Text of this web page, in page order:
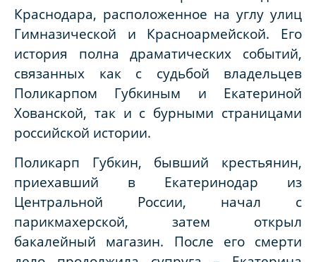
Краснодара, расположенное на углу улиц
Гимназической и Красноармейской. Его
история полна драматических событий,
связанных как с судьбой владельцев
Поликарпом Губкиным и Екатериной
Хованской, так и с бурными страницами
российской истории.
Поликарп Губкин, бывший крестьянин,
приехавший в Екатеринодар из
Центральной России, начал с
парикмахерской, затем открыл
бакалейный магазин. После его смерти